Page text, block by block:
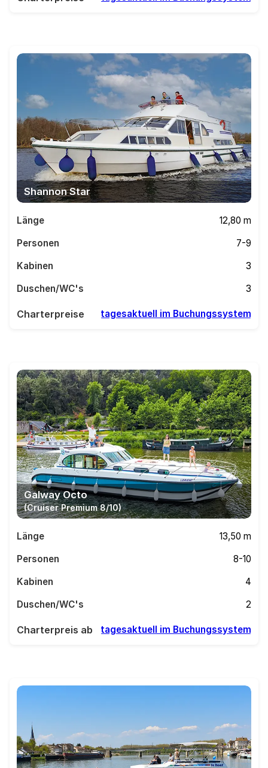
Shannon Star
Länge
12,80 m
Personen
7-9
Kabinen
3
Duschen/WC's
3
Charterpreise tagesaktuell im Buchungssystem
Galway Octo
(Cruiser Premium 8/10)
Länge
13,50 m
Personen
8-10
Kabinen
4
Duschen/WC's
2
Charterpreis ab tagesaktuell im Buchungssystem